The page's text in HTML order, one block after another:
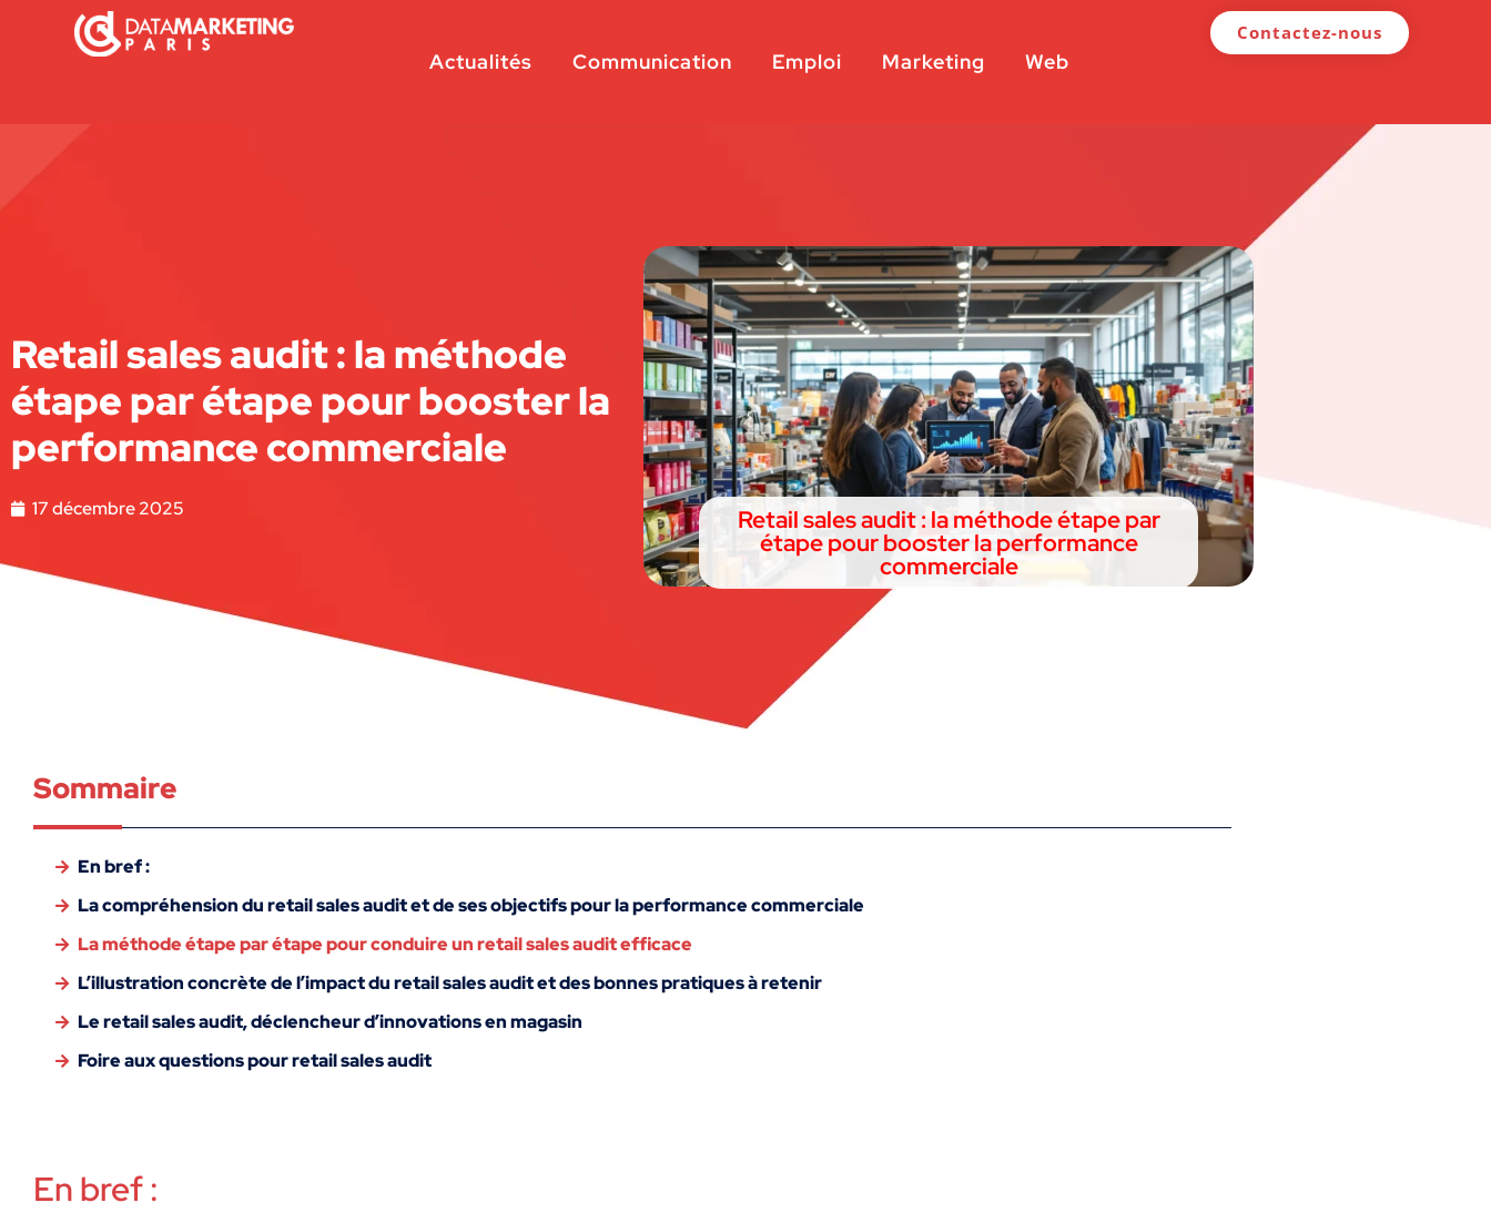
Actualités Communication Emploi Marketing Web
Contactez-nous
Retail sales audit : la méthode
étape par étape pour booster la
performance commerciale
17 décembre 2025 Retail sales audit : la méthode étape par
étape pour booster la performance
commerciale
Sommaire
En bref :
La compréhension du retail sales audit et de ses objectifs pour la performance commerciale
La méthode étape par étape pour conduire un retail sales audit efficace
L’illustration concrète de l’impact du retail sales audit et des bonnes pratiques à retenir
Le retail sales audit, déclencheur d’innovations en magasin
Foire aux questions pour retail sales audit
En bref :